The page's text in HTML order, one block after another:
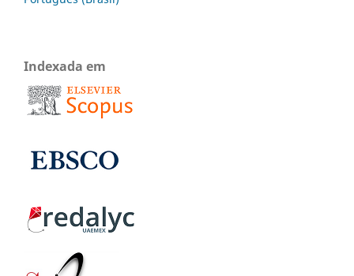
Indexada em